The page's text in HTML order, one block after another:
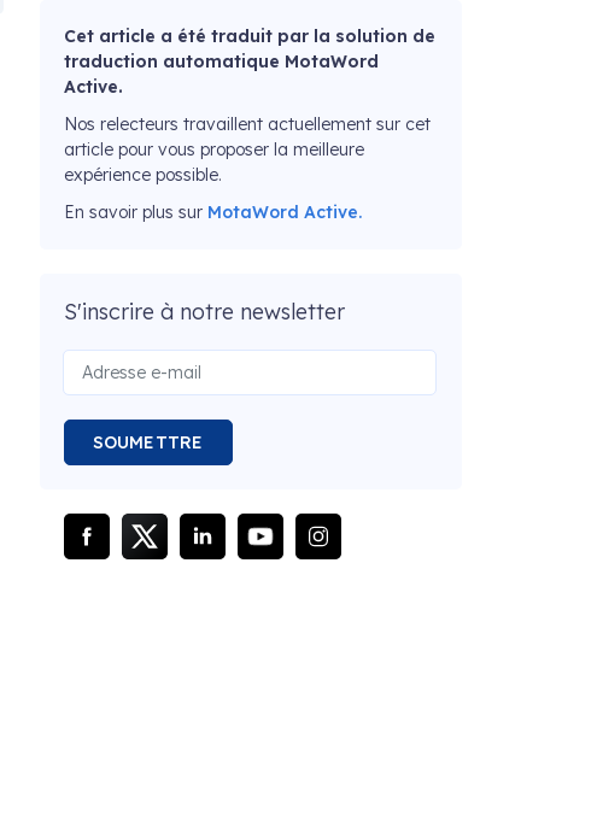
Cet article a été traduit par la solution de
traduction automatique MotaWord
Active.
Nos relecteurs travaillent actuellement sur cet
article pour vous proposer la meilleure
expérience possible.
En savoir plus sur MotaWord Active.
S'inscrire à notre newsletter
SOUMETTRE